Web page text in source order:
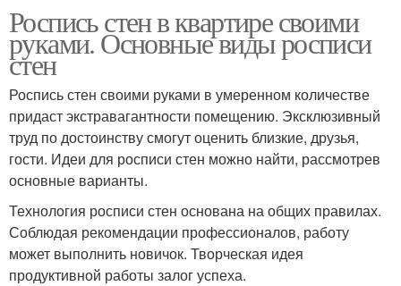
Роспись стен в квартире своими
руками. Основные виды росписи
стен
Роспись стен своими руками в умеренном количестве
придаст экстравагантности помещению. Эксклюзивный
труд по достоинству смогут оценить близкие, друзья,
гости. Идеи для росписи стен можно найти, рассмотрев
основные варианты.
Технология росписи стен основана на общих правилах.
Соблюдая рекомендации профессионалов, работу
может выполнить новичок. Творческая идея
продуктивной работы залог успеха.